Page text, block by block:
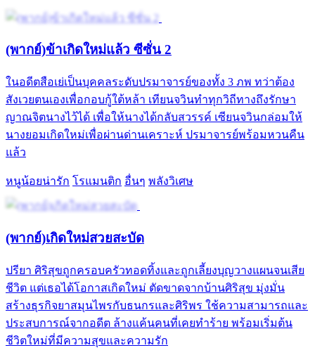
(พากย์)ข้าเกิดใหม่แล้ว ซีซั่น 2
ในอดีตสือเย่เป็นบุคคลระดับปรมาจารย์ของทั้ง 3 ภพ ทว่าต้อง
สังเวยตนเองเพื่อกอบกู้ใต้หล้า เทียนจวินทำทุกวิถีทางถึงรักษา
ญาณจิตนางไว้ได้ เพื่อให้นางได้กลับสวรรค์ เซียนจวินกล่อมให้
นางยอมเกิดใหม่เพื่อผ่านด่านเคราะห์ ปรมาจารย์พร้อมหวนคืน
แล้ว
หนูน้อยน่ารัก โรแมนติก อื่นๆ พลังวิเศษ
(พากย์)เกิดใหม่สวยสะบัด
ปรียา ศิริสุขถูกครอบครัวทอดทิ้งและถูกเลี้ยงบุญวางแผนจนเสีย
ชีวิต แต่เธอได้โอกาสเกิดใหม่ ตัดขาดจากบ้านศิริสุข มุ่งมั่น
สร้างธุรกิจยาสมุนไพรกับธนกรและศิริพร ใช้ความสามารถและ
ประสบการณ์จากอดีต ล้างแค้นคนที่เคยทำร้าย พร้อมเริ่มต้น
ชีวิตใหม่ที่มีความสุขและความรัก